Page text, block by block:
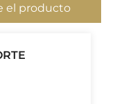
el producto